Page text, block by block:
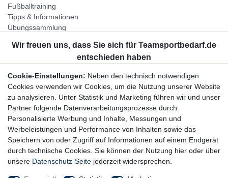
Fußballtraining
Tipps & Informationen
Übungssammlung
Unternehmen
Widerrufsrecht
Bestellung widerrufen
Datenschutzerklärung
AGB
Impressum
Newsletter
Cookie-Einstellungen: Neben den technisch notwendigen
Cookies verwenden wir Cookies, um die Nutzung unserer Website
zu analysieren. Unter Statistik und Marketing führen wir und unser
Partner folgende Datenverarbeitungsprozesse durch:
Personalisierte Werbung und Inhalte, Messungen und
Werbeleistungen und Performance von Inhalten sowie das
Speichern von oder Zugriff auf Informationen auf einem Endgerät
durch technische Cookies. Sie können der Nutzung hier oder über
unsere Datenschutz-Seite jederzeit widersprechen.